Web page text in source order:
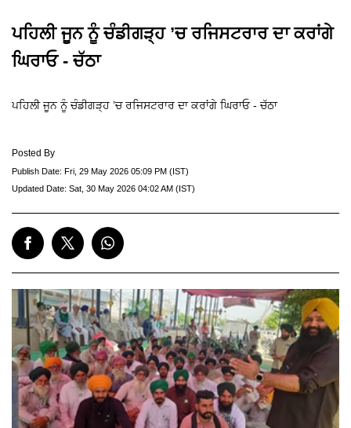
ਪਹਿਲੀ ਜੂਨ ਨੂੰ ਚੰਡੀਗੜ੍ਹ ’ਚ ਰਜਿਸਟਰਾਰ ਦਾ ਕਰਾਂਗੇ
ਘਿਰਾਓ - ਚੱਠਾ
ਪਹਿਲੀ ਜੂਨ ਨੂੰ ਚੰਡੀਗੜ੍ਹ ’ਚ ਰਜਿਸਟਰਾਰ ਦਾ ਕਰਾਂਗੇ ਘਿਰਾਓ - ਚੱਠਾ
Posted By
Publish Date: Fri, 29 May 2026 05:09 PM (IST)
Updated Date: Sat, 30 May 2026 04:02 AM (IST)